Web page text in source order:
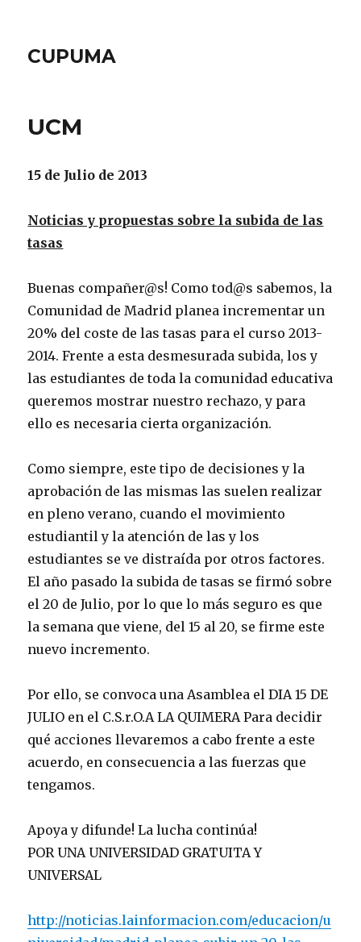
CUPUMA
UCM
15 de Julio de 2013
Noticias y propuestas sobre la subida de las
tasas
Buenas compañer@s! Como tod@s sabemos, la
Comunidad de Madrid planea incrementar un
20% del coste de las tasas para el curso 2013-
2014. Frente a esta desmesurada subida, los y
las estudiantes de toda la comunidad educativa
queremos mostrar nuestro rechazo, y para
ello es necesaria cierta organización.
Como siempre, este tipo de decisiones y la
aprobación de las mismas las suelen realizar
en pleno verano, cuando el movimiento
estudiantil y la atención de las y los
estudiantes se ve distraída por otros factores.
El año pasado la subida de tasas se firmó sobre
el 20 de Julio, por lo que lo más seguro es que
la semana que viene, del 15 al 20, se firme este
nuevo incremento.
Por ello, se convoca una Asamblea el DIA 15 DE
JULIO en el C.S.r.O.A LA QUIMERA Para decidir
qué acciones llevaremos a cabo frente a este
acuerdo, en consecuencia a las fuerzas que
tengamos.
Apoya y difunde! La lucha continúa!
POR UNA UNIVERSIDAD GRATUITA Y
UNIVERSAL
http://noticias.lainformacion.com/educacion/u